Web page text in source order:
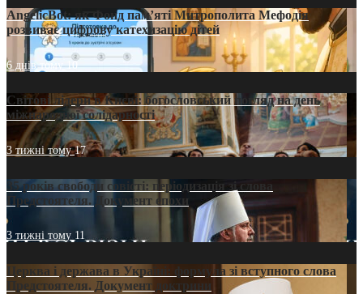
AngelicBot: як Фонд пам’яті Митрополита Мефодія
розвиває цифрову катехизацію дітей
6 днів тому10
Світові лідери в Києві: богословський погляд на день
міжнародної солідарності
3 тижні тому17
35 років свободи совісті: періодизація зі слова
Предстоятеля. Документ епохи
3 тижні тому 11
Церква і держава в Україні: формула зі вступного слова
Предстоятеля. Документ доктрини